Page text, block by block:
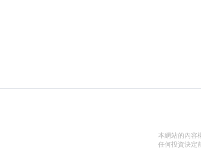
本網站的內容
任何投資決定